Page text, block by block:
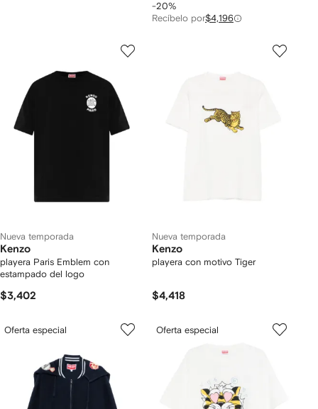
-20%
Recíbelo por$4,196
Nueva temporada
Kenzo
playera Paris Emblem con
estampado del logo
$3,402
Nueva temporada
Kenzo
playera con motivo Tiger
$4,418
Oferta especial Oferta especial